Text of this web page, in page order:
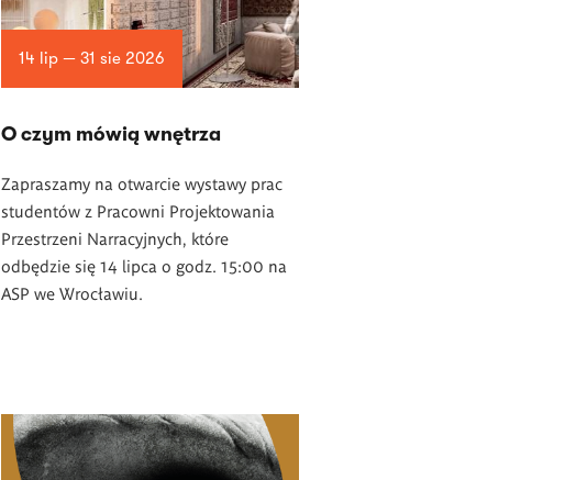
14 lip — 31 sie 2026
O czym mówią wnętrza
Zapraszamy na otwarcie wystawy prac
studentów z Pracowni Projektowania
Przestrzeni Narracyjnych, które
odbędzie się 14 lipca o godz. 15:00 na
ASP we Wrocławiu.